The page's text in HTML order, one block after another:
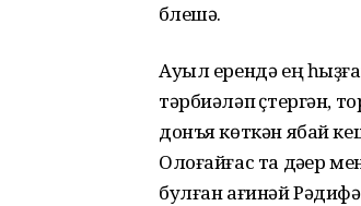
бүлешә.
Ауыл ерендә ең
тәрбиәләп
донъя көткән ябай
Олоғайғас та дәүер
булған ағинәй